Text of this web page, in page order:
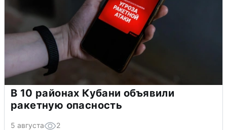
В 10 районах Кубани объявили
ракетную опасность
5 августа 2